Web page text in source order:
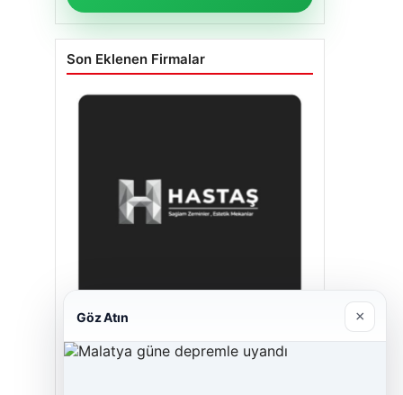
Son Eklenen Firmalar
Hastaş Beton
Göz Atın ×